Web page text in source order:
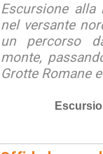
Escursione
nel versante
un percorso
monte,
Grotte Romane